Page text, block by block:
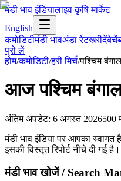
मंडी भाव इंडियालाइव कृषि मार्केट
English
कमोडिटीमंडी भावअंडा रेटखरीदेंबेचें
प्रो लें
होम/कमोडिटी/हरी मिर्च/पश्चिम
आजपश्चिम
अंतिम अपडेट: 6 अगस्त 2026500
मंडी भाव इंडिया पर आपका स्वागत
इसकी विस्तृत रिपोर्ट नीचे दी गई है।
मंडी भाव खोजें / Search